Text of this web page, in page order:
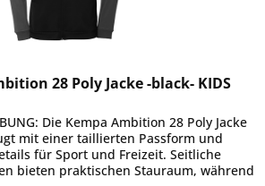
28 Poly Jacke -black- KIDS
Die Kempa Ambition 28 Poly Jacke
mit einer taillierten Passform und
für Sport und Freizeit. Seitliche
bieten praktischen Stauraum, während